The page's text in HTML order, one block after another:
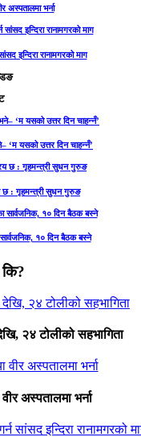
अस्पतालमा भर्ना
इन्दिरा रानामगरको माग
‘म यसको उत्तर दिन चाहन्नँ’
छ : गृहमन्त्री सुधन गुरुङ
सार्वजनिक, १० दिन बैठक बस्ने
२४ टोलीको सहभागिता
अस्पतालमा भर्ना